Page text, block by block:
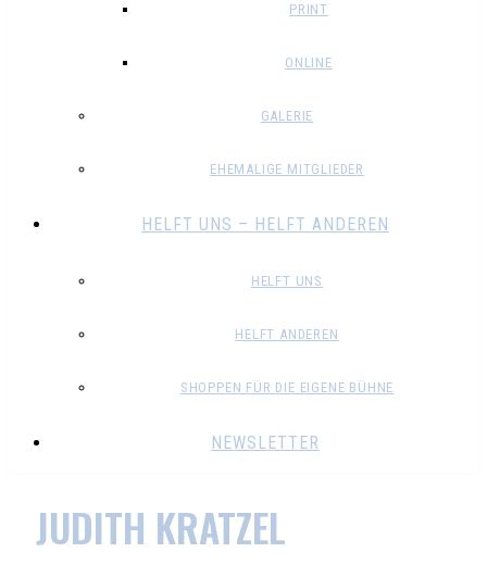
PRINT
ONLINE
GALERIE
EHEMALIGE MITGLIEDER
HELFT UNS – HELFT ANDEREN
HELFT UNS
HELFT ANDEREN
SHOPPEN FÜR DIE EIGENE BÜHNE
NEWSLETTER
JUDITH KRATZEL